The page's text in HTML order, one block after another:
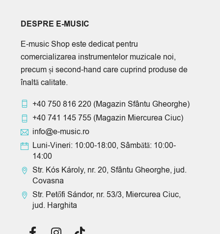
DESPRE E-MUSIC
E-music Shop este dedicat pentru
comercializarea instrumentelor muzicale noi,
precum și second-hand care cuprind produse de
înaltă calitate.
+40 750 816 220 (Magazin Sfântu Gheorghe)
+40 741 145 755 (Magazin Miercurea Ciuc)
info@e-music.ro
Luni-Vineri: 10:00-18:00, Sâmbătă: 10:00-
14:00
Str. Kós Károly, nr. 20, Sfântu Gheorghe, jud.
Covasna
Str. Petőfi Sándor, nr. 53/3, Miercurea Ciuc,
jud. Harghita